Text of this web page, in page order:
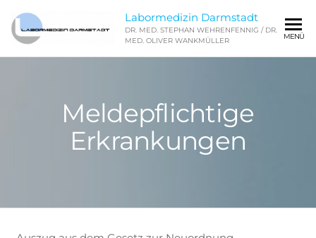
Inhalt
springen
Labormedizin Darmstadt
DR. MED. STEPHAN WEHRENFENNIG / DR.
MED. OLIVER WANKMÜLLER
MENÜ
Meldepflichtige
Erkrankungen